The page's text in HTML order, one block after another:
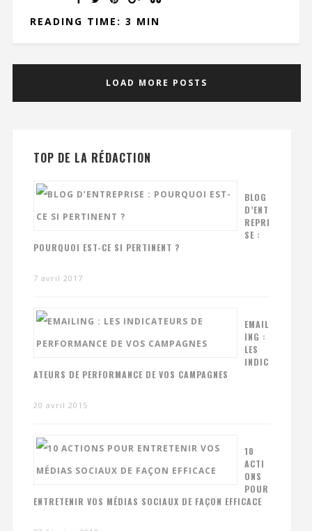
READING TIME: 3 MIN
LOAD MORE POSTS
TOP DE LA RÉDACTION
BLOG
D’ENT
REPRI
SE :
POURQUOI EST-CE SI PERTINENT ?
7 avril 2017
EMAIL
ING :
LES
INDIC
ATEURS DE PERFORMANCE DE VOS CAMPAGNES
20 avril 2015
10
ACTI
ONS
POUR
ENTRETENIR VOS MÉDIAS SOCIAUX DE FAÇON EFFICACE